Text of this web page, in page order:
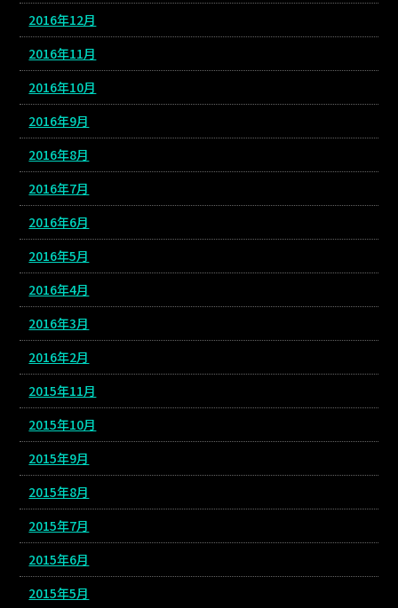
2016年12月
2016年11月
2016年10月
2016年9月
2016年8月
2016年7月
2016年6月
2016年5月
2016年4月
2016年3月
2016年2月
2015年11月
2015年10月
2015年9月
2015年8月
2015年7月
2015年6月
2015年5月